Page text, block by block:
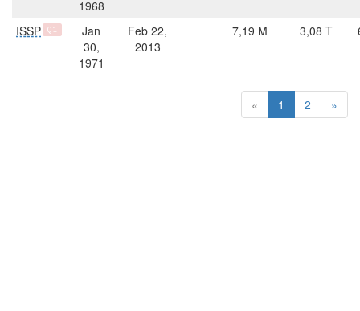
1968
ISSP
Q1
Jan
30,
1971
Feb 22,
2013
7,19 M 3,08 T
« 1 2 »